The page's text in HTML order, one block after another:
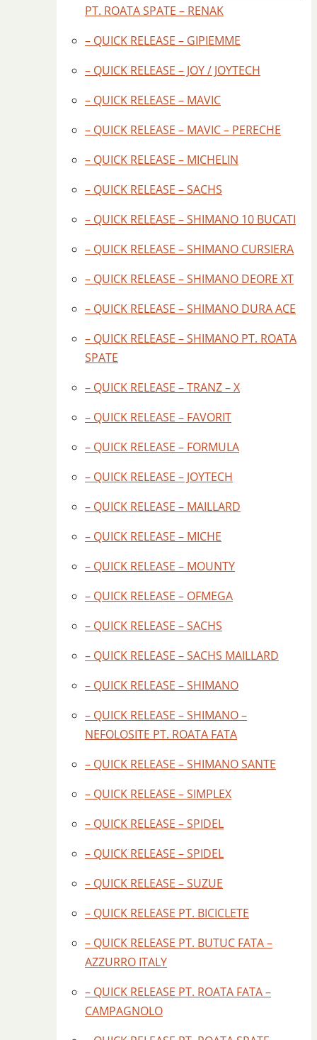
PT. ROATA SPATE – RENAK
– QUICK RELEASE – GIPIEMME
– QUICK RELEASE – JOY / JOYTECH
– QUICK RELEASE – MAVIC
– QUICK RELEASE – MAVIC – PERECHE
– QUICK RELEASE – MICHELIN
– QUICK RELEASE – SACHS
– QUICK RELEASE – SHIMANO 10 BUCATI
– QUICK RELEASE – SHIMANO CURSIERA
– QUICK RELEASE – SHIMANO DEORE XT
– QUICK RELEASE – SHIMANO DURA ACE
– QUICK RELEASE – SHIMANO PT. ROATA
SPATE
– QUICK RELEASE – TRANZ – X
– QUICK RELEASE – FAVORIT
– QUICK RELEASE – FORMULA
– QUICK RELEASE – JOYTECH
– QUICK RELEASE – MAILLARD
– QUICK RELEASE – MICHE
– QUICK RELEASE – MOUNTY
– QUICK RELEASE – OFMEGA
– QUICK RELEASE – SACHS
– QUICK RELEASE – SACHS MAILLARD
– QUICK RELEASE – SHIMANO
– QUICK RELEASE – SHIMANO –
NEFOLOSITE PT. ROATA FATA
– QUICK RELEASE – SHIMANO SANTE
– QUICK RELEASE – SIMPLEX
– QUICK RELEASE – SPIDEL
– QUICK RELEASE – SPIDEL
– QUICK RELEASE – SUZUE
– QUICK RELEASE PT. BICICLETE
– QUICK RELEASE PT. BUTUC FATA –
AZZURRO ITALY
– QUICK RELEASE PT. ROATA FATA –
CAMPAGNOLO